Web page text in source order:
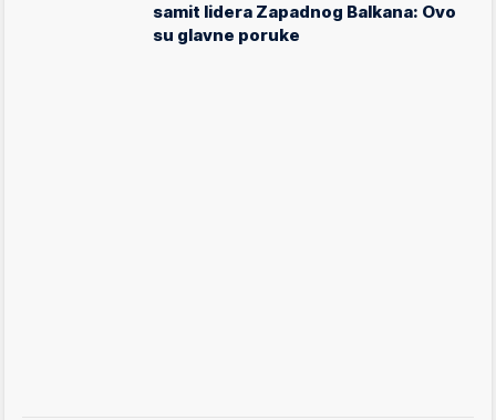
samit lidera Zapadnog Balkana: Ovo
su glavne poruke